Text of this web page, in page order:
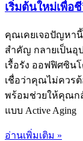
เริ่มต้นใหม่เพื่อ
คุณเคยเจอปัญหานี้
สำคัญ กลายเป็นอุ
เรื้อรัง ออฟฟิศซินโ
เชื่อว่าคุณไม่ควร
พร้อมช่วยให้คุณก
แบบ Active Aging
อ่านเพิ่มเติม »